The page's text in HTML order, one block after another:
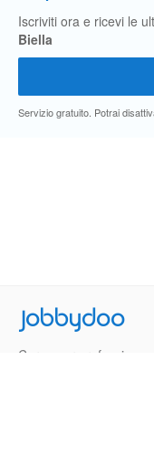
Iscriviti ora e ricevi le
Biella
Servizio gratuito. Potrai
Jobbydoo
Cerca per professione